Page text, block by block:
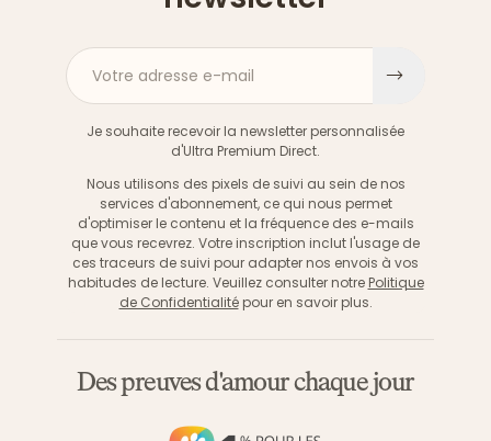
Votre adresse e-mail
Je souhaite recevoir la newsletter personnalisée
d'Ultra Premium Direct.
Nous utilisons des pixels de suivi au sein de nos
services d'abonnement, ce qui nous permet
d'optimiser le contenu et la fréquence des e-mails
que vous recevrez. Votre inscription inclut l'usage de
ces traceurs de suivi pour adapter nos envois à vos
habitudes de lecture. Veuillez consulter notre Politique
de Confidentialitépour en savoir plus.
Des preuves d'amour chaque jour